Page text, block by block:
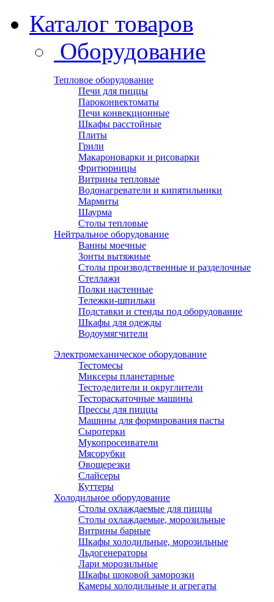
Каталог товаров
Оборудование
Тепловое оборудование
Печи для пиццы
Пароконвектоматы
Печи конвекционные
Шкафы расстойные
Плиты
Грили
Макароноварки и рисоварки
Фритюрницы
Витрины тепловые
Водонагреватели и кипятильники
Мармиты
Шаурма
Столы тепловые
Нейтральное оборудование
Ванны моечные
Зонты вытяжные
Столы производственные и разделочные
Стеллажи
Полки настенные
Тележки-шпильки
Подставки и стенды под оборудование
Шкафы для одежды
Водоумягчители
Электромеханическое оборудование
Тестомесы
Миксеры планетарные
Тестоделители и округлители
Тестораскаточные машины
Прессы для пиццы
Машины для формирования пасты
Сыротерки
Мукопросеиватели
Мясорубки
Овощерезки
Слайсеры
Куттеры
Холодильное оборудование
Столы охлаждаемые для пиццы
Столы охлаждаемые, морозильные
Витрины барные
Шкафы холодильные, морозильные
Льдогенераторы
Лари морозильные
Шкафы шоковой заморозки
Камеры холодильные и агрегаты